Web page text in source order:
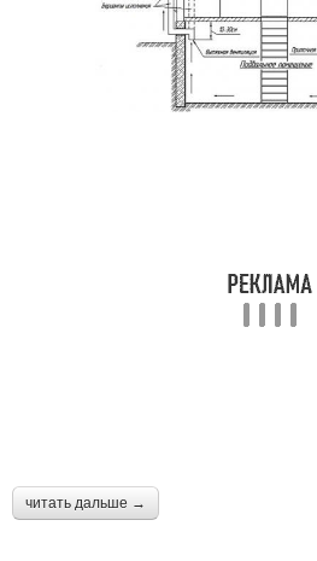
читать дальше →